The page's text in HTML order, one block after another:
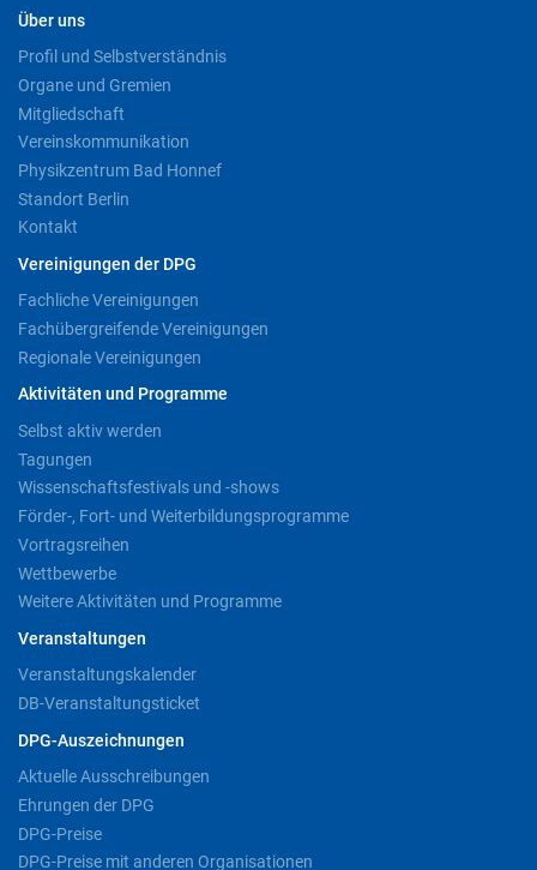
Über uns
Profil und Selbstverständnis
Organe und Gremien
Mitgliedschaft
Vereinskommunikation
Physikzentrum Bad Honnef
Standort Berlin
Kontakt
Vereinigungen der DPG
Fachliche Vereinigungen
Fachübergreifende Vereinigungen
Regionale Vereinigungen
Aktivitäten und Programme
Selbst aktiv werden
Tagungen
Wissenschaftsfestivals und -shows
Förder-, Fort- und Weiterbildungsprogramme
Vortragsreihen
Wettbewerbe
Weitere Aktivitäten und Programme
Veranstaltungen
Veranstaltungskalender
DB-Veranstaltungsticket
DPG-Auszeichnungen
Aktuelle Ausschreibungen
Ehrungen der DPG
DPG-Preise
DPG-Preise mit anderen Organisationen